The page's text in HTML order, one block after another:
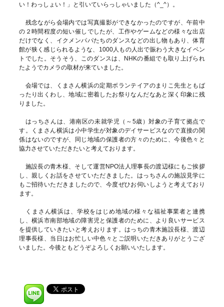
い！わっしょい！」と引いていらっしゃいました（^_^）。
残念ながら会場内では写真撮影ができなかったのですが、午前中
の２時間程度の短い催しでしたが、工作やゲームなどの様々な出店
だけでなく、イクメンパパたちのダンスなどの出し物もあり、体育
館が狭く感じられるような、1000人もの人出で賑わう大きなイベン
トでした。そうそう、このダンスは、NHKの番組でも取り上げられ
たようでカメラの取材が来ていました。
会場では、くまさん横浜の定期ボランテイアのまりこ先生ともば
ったり出くわし、地域に密着したお祭りなんだなあと深く印象に残
りました。
はっちさんは、港南区の未就学児（～5歳）対象の子育て拠点で
す。くまさん横浜は小中学生が対象のデイサービスなので直接の関
係はないのですが、同じ地域の保護者の方々のために、今後色々と
協力させていただきたいと考えております。
施設長の青木様、そして運営NPO法人理事長の渡辺様にもご挨拶
し、親しくお話をさせていただきました。はっちさんの施設見学に
もご招待いただきましたので、今度ぜひお伺いしようと考えており
ます。
くまさん横浜は、学校をはじめ地域の様々な福祉事業者と連携
し、横浜市南部地域の障害児と保護者のために、より良いサービス
を提供していきたいと考えおります。はっちの青木施設長様、渡辺
理事長様、当日はお忙しい中色々とご説明いただきありがとうござ
いました。今後ともどうぞよろしくお願いいたします。